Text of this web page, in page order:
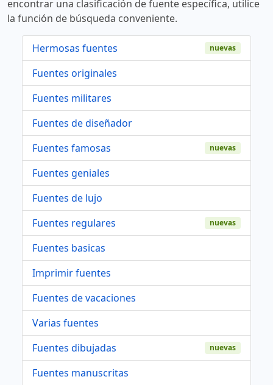
encontrar una clasificación de fuente específica, utilice
la función de búsqueda conveniente.
Hermosas fuentes nuevas
Fuentes originales
Fuentes militares
Fuentes de diseñador
Fuentes famosas
nuevas
Fuentes geniales
Fuentes de lujo
Fuentes regulares
nuevas
Fuentes basicas
Imprimir fuentes
Fuentes de vacaciones
Varias fuentes
Fuentes dibujadas
nuevas
Fuentes manuscritas